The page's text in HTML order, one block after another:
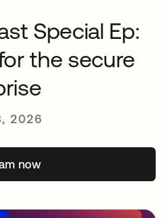
Special Ep:
the secure
2026
now